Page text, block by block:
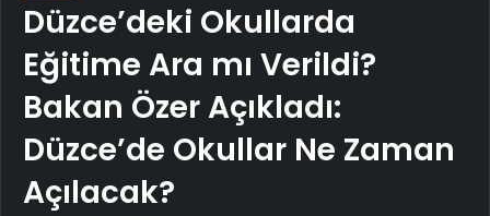
Düzce’deki Okullarda
Eğitime Ara mı Verildi?
Bakan Özer Açıkladı:
Düzce’de Okullar Ne Zaman
Açılacak?